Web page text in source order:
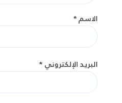
الاسم*
البريد الإلكتروني*